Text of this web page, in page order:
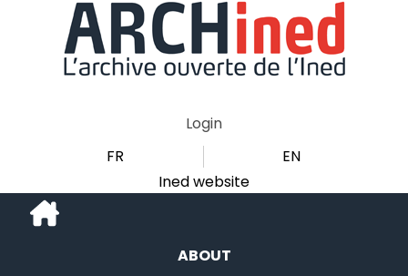
Login
FR
EN
Ined website
ABOUT